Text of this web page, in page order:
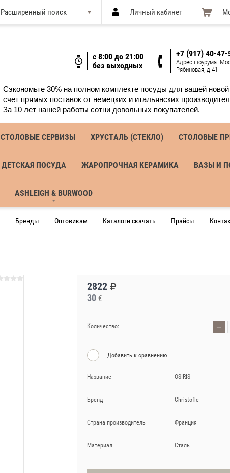
Личный кабинет
Расширенный поиск
с 8:00 до 21:00
без выходных
+7 (917) 40-47-
Адрес шоурума:
Рябиновая, д.41
Сэкономьте 30% на полном комплекте посуды для вашей новой
счет прямых поставок от немецких и итальянских
За 10 лет нашей работы сотни довольных покупателей.
СТОЛОВЫЕ СЕРВИЗЫ ХРУСТАЛЬ (СТЕКЛО) СТОЛОВЫЕ
ДЕТСКАЯ ПОСУДА ЖАРОПРОЧНАЯ КЕРАМИКА ВАЗЫ И
ASHLEIGH & BURWOOD
Бренды Оптовикам Каталоги скачать Прайсы
2822
30 €
Количество: −
Добавить к сравнению
Название OSIRIS
Бренд Christofle
Страна производитель Франция
Материал Сталь